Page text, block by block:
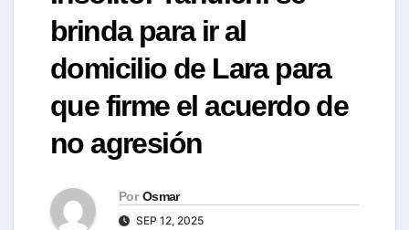
brinda para ir al
domicilio de Lara para
que firme el acuerdo de
no agresión
Por Osmar
SEP 12, 2025